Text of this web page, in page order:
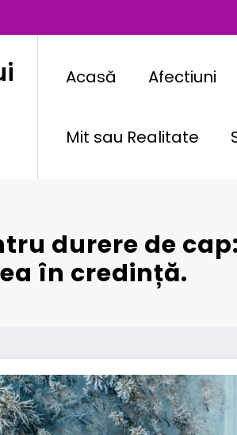
Acasă Afectiuni
Mit sau Realitate
durere de cap:
în credință.